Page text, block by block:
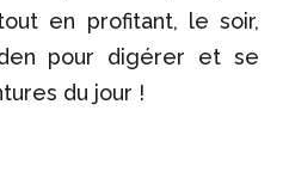
en profitant, le soir,
pour digérer et se
du jour !